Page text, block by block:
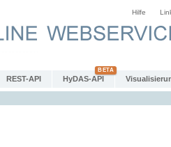
Hilfe
REST-API HyDAS-API